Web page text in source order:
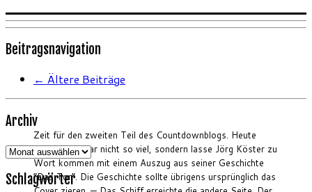
Zeit für den zweiten Teil des Countdownblogs. Heute
schreibe ich gar nicht so viel, sondern lasse Jörg Köster zu
Wort kommen mit einem Auszug aus seiner Geschichte
“Das Tor”. Die Geschichte sollte übrigens ursprünglich das
Beitragsnavigation
← Ältere Beiträge
Archiv
Archiv
Schlagwörter